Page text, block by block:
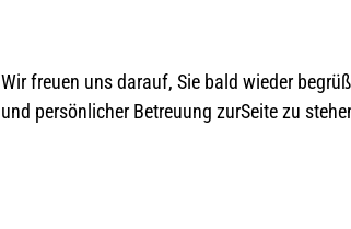
Wir freuen uns darauf, Sie bald wieder
und persönlicher Betreuung zurSeite zu